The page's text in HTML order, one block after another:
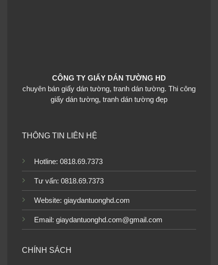
CÔNG TY GIẤY DÁN TƯỜNG HD
chuyên bán giấy dán tường, tranh dán tường. Thi công
giấy dán tường, tranh dán tường đẹp
THÔNG TIN LIÊN HỆ
Hotline: 0818.69.7373
Tư vấn: 0818.69.7373
Website: giaydantuonghd.com
Email: giaydantuonghd.com@gmail.com
CHÍNH SÁCH